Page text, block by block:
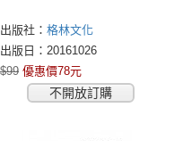
出版社： 格林文化
出版日：20161026
$99 優惠價78元
不開放訂購